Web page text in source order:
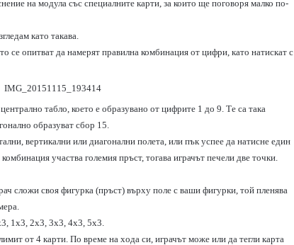
на модула със специалните карти, за които ще поговоря малко по-
като такава.
се опитват да намерят правилна комбинация от цифри, като натискат с
табло, което е образувано от цифрите 1 до 9. Те са така
образуват сбор 15.
вертикални или диагонални полета, или пък успее да натисне един
участва големия пръст, тогава играчът печели две точки.
сложи своя фигурка (пръст) върху поле с ваши фигурки, той пленява
1х3, 2х3, 3х3, 4х3, 5х3.
от 4 карти. По време на хода си, играчът може или да тегли карта